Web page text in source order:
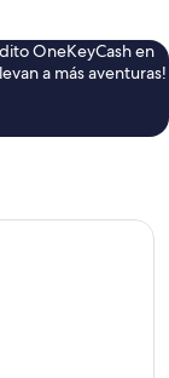
OneKeyCash en
a más aventuras!